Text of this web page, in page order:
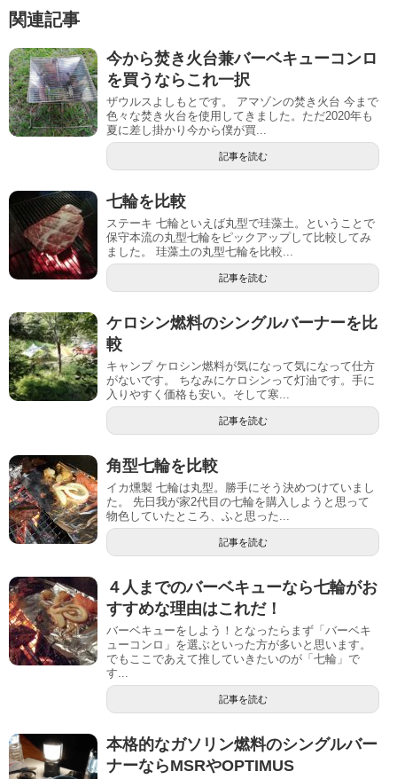
関連記事
今から焚き火台兼バーベキューコンロ
を買うならこれ一択
ザウルスよしもとです。 アマゾンの焚き火台 今まで
色々な焚き火台を使用してきました。ただ2020年も
夏に差し掛かり今から僕が買...
記事を読む
七輪を比較
ステーキ 七輪といえば丸型で珪藻土。ということで
保守本流の丸型七輪をピックアップして比較してみ
ました。 珪藻土の丸型七輪を比較...
記事を読む
ケロシン燃料のシングルバーナーを比
較
キャンプ ケロシン燃料が気になって気になって仕方
がないです。 ちなみにケロシンって灯油です。手に
入りやすく価格も安い。そして寒...
記事を読む
角型七輪を比較
イカ燻製 七輪は丸型。勝手にそう決めつけていまし
た。 先日我が家2代目の七輪を購入しようと思って
物色していたところ、ふと思った...
記事を読む
４人までのバーベキューなら七輪がお
すすめな理由はこれだ！
バーベキューをしよう！となったらまず「バーベキ
ューコンロ」を選ぶといった方が多いと思います。
でもここであえて推していきたいのが「七輪」で
す...
記事を読む
本格的なガソリン燃料のシングルバー
ナーならMSRやOPTIMUS